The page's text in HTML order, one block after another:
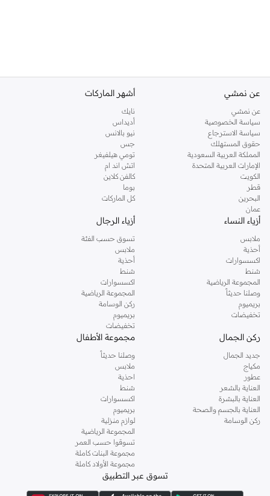
عن نمشي
عن نمشي
سياسة الخصوصية
سياسة الاسترجاع
حقوق المستهلك
المملكة العربية السعودية
الإمارات العربية المتحدة
الكويت
قطر
البحرين
عمان
أشهر الماركات
نايك
أديداس
نيو بالانس
جس
تومي هيلفيغر
اتش اند ام
كالفن كلاين
بوما
كل الماركات
أزياء النساء
ملابس
أحذية
اكسسوارات
شنط
المجموعة الرياضية
وصلنا حديثاً
بريميوم
تخفيضات
أزياء الرجال
تسوق حسب الفئة
ملابس
أحذية
شنط
اكسسوارات
المجموعة الرياضية
ركن الوسامة
بريميوم
تخفيضات
ركن الجمال
جديد الجمال
مكياج
عطور
العناية بالشعر
العناية بالبشرة
العناية بالجسم والصحة
ركن الوسامة
مجموعة الأطفال
وصلنا حديثاً
ملابس
احذية
شنط
اكسسوارات
بريميوم
لوازم منزلية
المجموعة الرياضية
تسوقوا حسب العمر
مجموعة البنات كاملة
مجموعة الأولاد كاملة
تسوق عبر التطبيق